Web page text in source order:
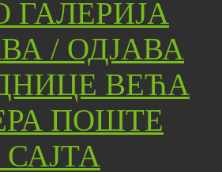
ГАЛЕРИЈА
/ ОДЈАВА
ВЕЋА
ПОШТЕ